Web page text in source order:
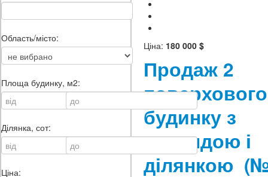
Область/місто:
Площа будинку, м2:
Ділянка, сот:
Ціна:
Ціна: 180 000 $
Продаж 2
поверхового
будинку з
верандою і
ділянкою